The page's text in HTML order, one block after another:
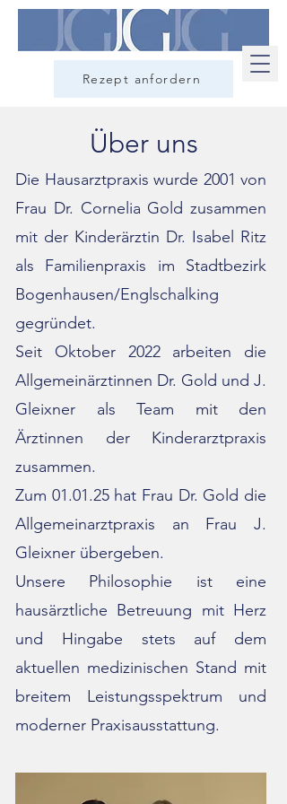
Rezept anfordern
Über uns
Die Hausarztpraxis wurde 2001 von
Frau Dr. Cornelia Gold zusammen
mit der Kinderärztin Dr. Isabel Ritz
als Familienpraxis im Stadtbezirk
Bogenhausen/Englschalking
gegründet.
Seit Oktober 2022 arbeiten die
Allgemeinärztinnen Dr. Gold und J.
Gleixner als Team mit den
Ärztinnen der Kinderarztpraxis
zusammen.
Zum 01.01.25 hat Frau Dr. Gold die
Allgemeinarztpraxis an Frau J.
Gleixner übergeben.
Unsere Philosophie ist eine
hausärztliche Betreuung mit Herz
und Hingabe stets auf dem
aktuellen medizinischen Stand mit
breitem Leistungsspektrum und
moderner Praxisausstattung.